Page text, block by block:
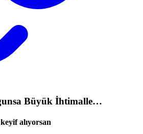
Büyük İhtimalle…
alıyorsan